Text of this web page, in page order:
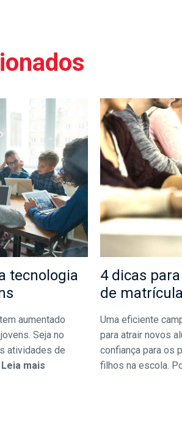
tecnologia
aumentado
Seja no
atividades de
Leia mais
4 dicas
de
Uma eficiente
para atrair novos
confiança para os
filhos na escola.